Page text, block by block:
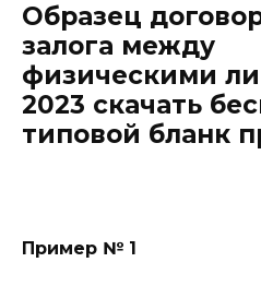
Образец
залога между
физическими
2023 скачать
типовой бланк
Пример № 1